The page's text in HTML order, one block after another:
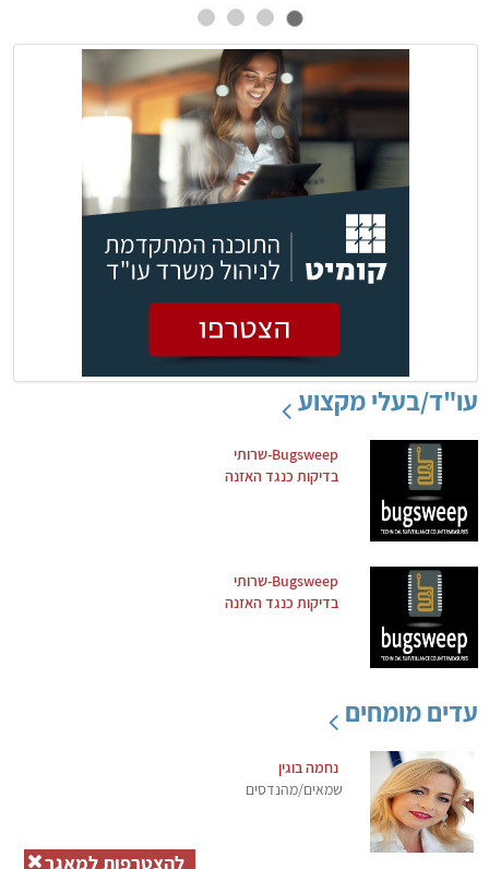
עו"ד/בעלי מקצוע
Bugsweep-שרותי
בדיקות כנגד האזנה
Bugsweep-שרותי
בדיקות כנגד האזנה
עדים מומחים
נחמה בוגין
שמאים/מהנדסים
להצטרפות למאגר